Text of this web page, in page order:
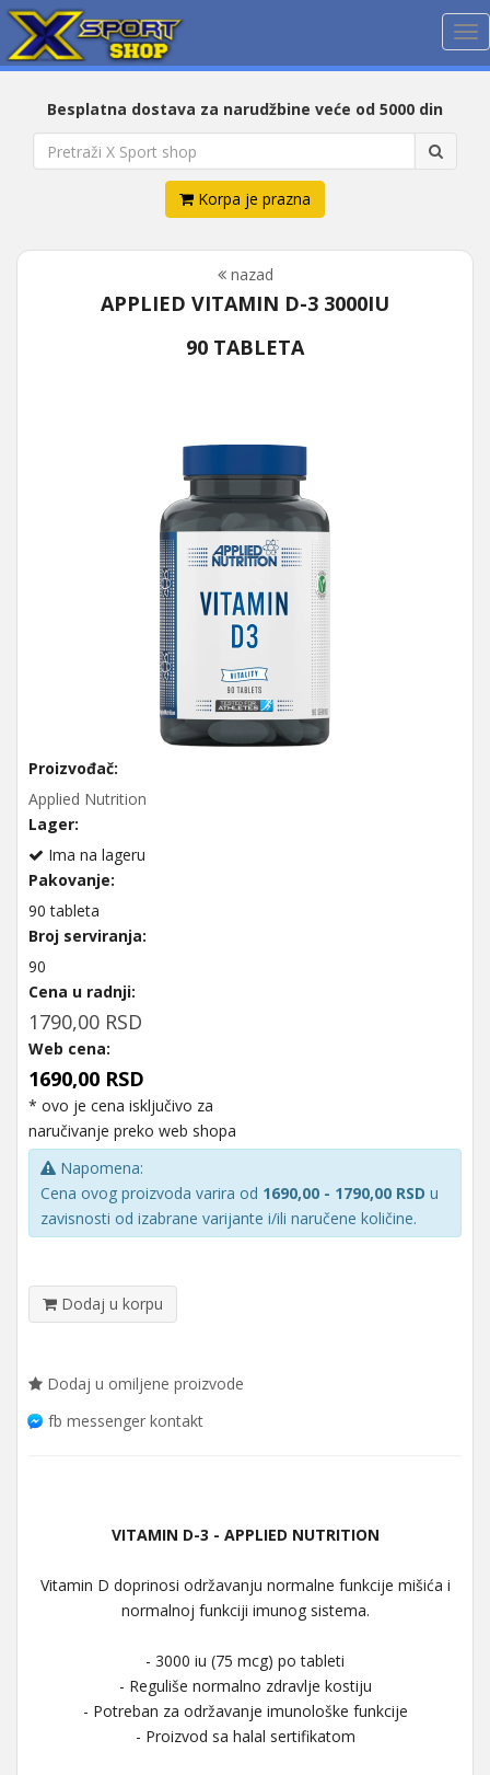
Besplatna dostava za narudžbine veće od 5000 din
Korpa je prazna
nazad
APPLIED VITAMIN D-3 3000IU
90 TABLETA
Proizvođač:
Applied Nutrition
Lager:
Ima na lageru
Pakovanje:
90 tableta
Broj serviranja:
90
Cena u radnji:
1790,00 RSD
Web cena:
1690,00 RSD
* ovo je cena isključivo za
naručivanje preko web shopa
Napomena:
Cena ovog proizvoda varira od 1690,00 - 1790,00 RSD u
zavisnosti od izabrane varijante i/ili naručene količine.
Dodaj u korpu
Dodaj u omiljene proizvode
fb messenger kontakt
VITAMIN D-3 - APPLIED NUTRITION
Vitamin D doprinosi održavanju normalne funkcije mišića i
normalnoj funkciji imunog sistema.
- 3000 iu (75 mcg) po tableti
- Reguliše normalno zdravlje kostiju
- Potreban za održavanje imunološke funkcije
- Proizvod sa halal sertifikatom